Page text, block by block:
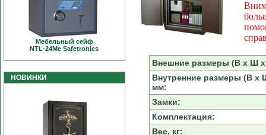
Мебельный сейф
NTL-24Me Safetronics
НОВИНКИ
Внешние размеры (В х Ш
Внутренние размеры (В х
мм:
Замки:
Комплектация:
Вес, кг: